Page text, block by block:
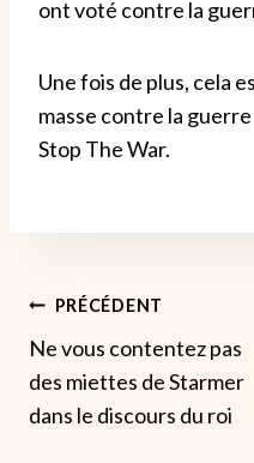
ont voté contre la
Une fois de plus, cela
masse contre la
Stop The War.
Navigation
De
L’article
PRÉCÉDENT
Ne vous contentez pas
des miettes de Starmer
dans le discours du roi